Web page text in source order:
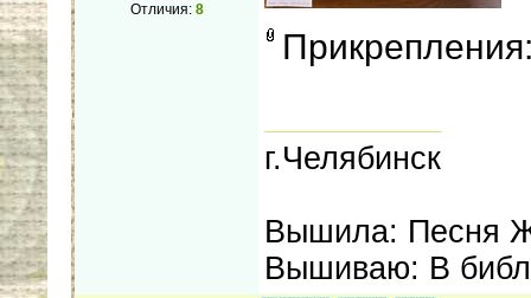
Отличия: 8
г.Челябинск
Вышила: Песня
Вышиваю: В